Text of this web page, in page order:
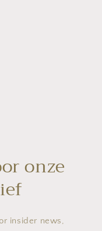
onze
insider news,